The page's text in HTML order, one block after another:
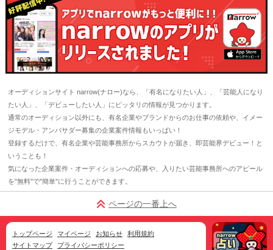
オーディションサイト narrow(ナロー)なら、「有名になりたい人」、「芸能人になり
たい人」、「デビューしたい人」にピッタリの情報が見つかります。
通常のオーディション以外にも、有名企業やブランドからのお仕事の依頼や、イメー
ジモデル・アンバサダー募集の企業案件情報もいっぱい！
登録するだけで、有名企業や芸能事務所からスカウトが届き、即芸能界デビュー！と
いうことも！
気になった企業案件・オーディションへの応募や、入りたい芸能事務所へのアピール
を"無料"で"簡単"に行うことができます。
ページの一番上へ
トップページ マイページ お知らせ
利用規約
サイトマップ
プライバシーポリシー